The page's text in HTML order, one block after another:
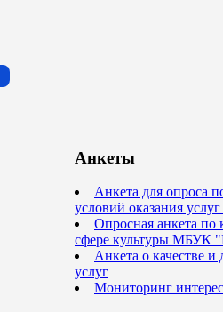
Анкеты
Анкета для опроса
условий оказания
Опросная анкета по
сфере культуры МБУК
Анкета о качестве
услуг
Мониторинг